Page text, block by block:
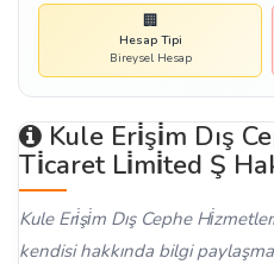
🏢
Hesap Tipi
Bireysel Hesap
Kule Eri̇şi̇m Dış
Ti̇caret Li̇mi̇ted Ş
Kule Eri̇şi̇m Dış Cephe
kendisi hakkında bilgi